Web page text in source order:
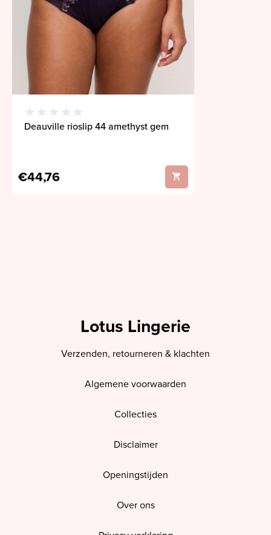
Deauville rioslip 44 amethyst gem
€44,76
Lotus Lingerie
Verzenden, retourneren & klachten
Algemene voorwaarden
Collecties
Disclaimer
Openingstijden
Over ons